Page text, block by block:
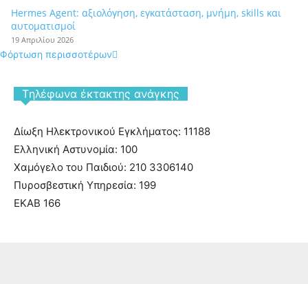
Hermes Agent: αξιολόγηση, εγκατάσταση, μνήμη, skills και
αυτοματισμοί
19 Απριλίου 2026
Φόρτωση περισσοτέρων
Tηλέφωνα έκτακτης ανάγκης
Δίωξη Ηλεκτρονικού Εγκλήματος: 11188
Ελληνική Αστυνομία: 100
Χαμόγελο του Παιδιού: 210 3306140
Πυροσβεστική Υπηρεσία: 199
ΕΚΑΒ 166